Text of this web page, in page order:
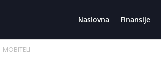
Naslovna Finansije